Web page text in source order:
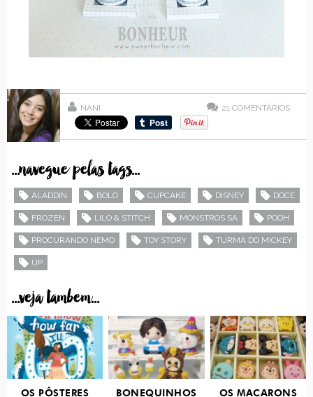
NANI 21 COMENTÁRIOS
...navegue pelas tags...
ALADDIN BOLO CUPCAKE DISNEY DOCE
FROZEN LILO & STITCH MONSTROS SA POOH
PROCURANDO NEMO TOY STORY TURMA DO MICKEY
UP
...veja tambem...
OS PÔSTERES BONEQUINHOS OS MACARONS